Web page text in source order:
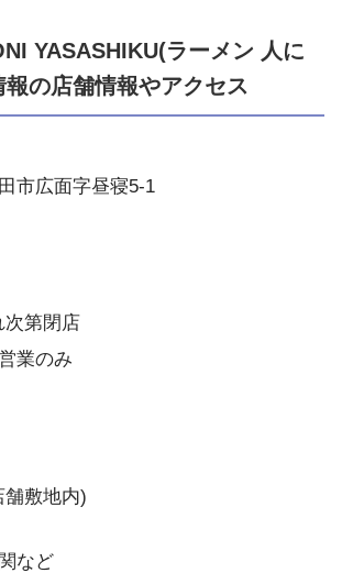
YASASHIKU(ラーメン 人に
の店舗情報やアクセス
市広面字昼寝5-1
次第閉店
業のみ
舗敷地内)
など